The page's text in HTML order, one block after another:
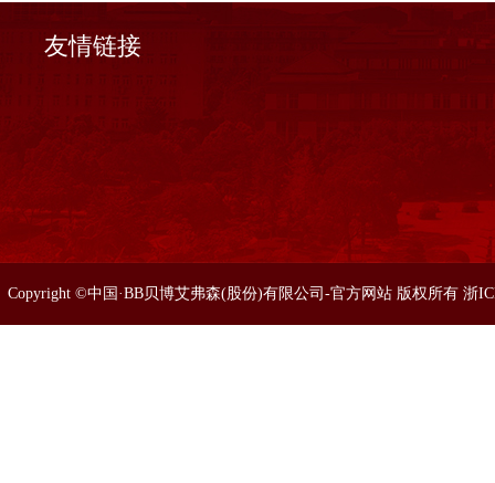
友情链接
Copyright ©中国·BB贝博艾弗森(股份)有限公司-官方网站 版权所有 浙